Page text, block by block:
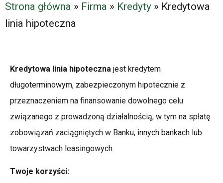
Strona główna » Firma » Kredyty » Kredytowa
linia hipoteczna
Kredytowa linia hipoteczna jest kredytem
długoterminowym, zabezpieczonym hipotecznie z
przeznaczeniem na finansowanie dowolnego celu
związanego z prowadzoną działalnością, w tym na spłatę
zobowiązań zaciągniętych w Banku, innych bankach lub
towarzystwach leasingowych.
Twoje korzyści: